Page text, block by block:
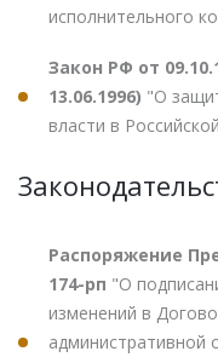
исполнительного
Закон РФ от
13.06.1996) "О
власти в
Распоряжение
174-рп "О
изменений в
административной